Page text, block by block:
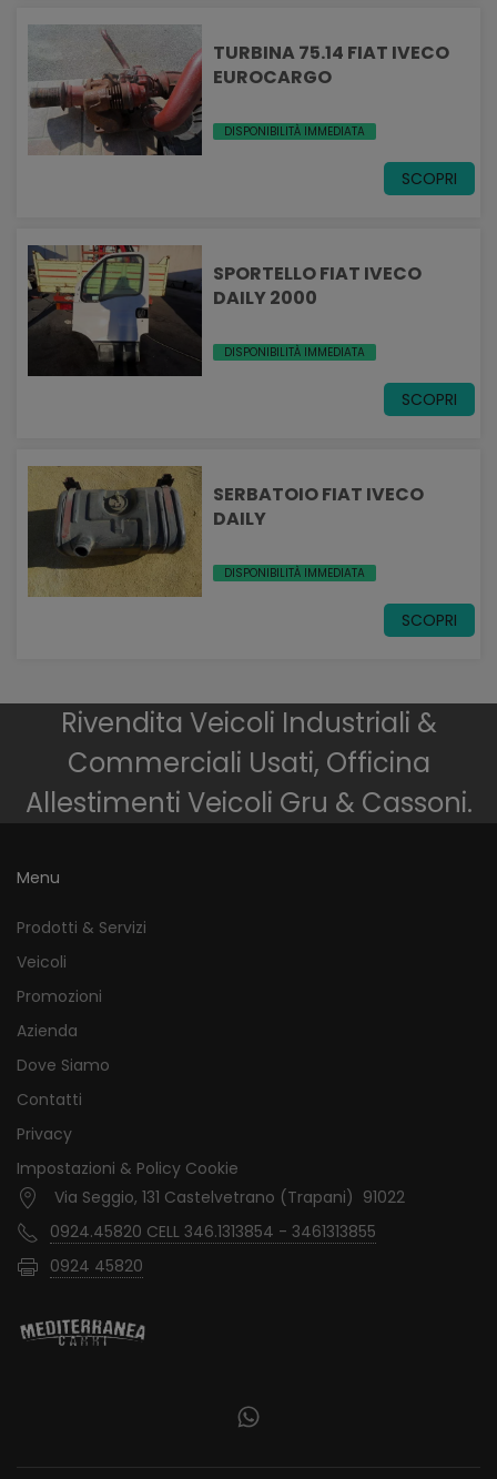
TURBINA 75.14 FIAT IVECO
EUROCARGO
DISPONIBILITÀ IMMEDIATA
SCOPRI
SPORTELLO FIAT IVECO
DAILY 2000
DISPONIBILITÀ IMMEDIATA
SCOPRI
SERBATOIO FIAT IVECO
DAILY
DISPONIBILITÀ IMMEDIATA
SCOPRI
Rivendita Veicoli Industriali &
Commerciali Usati, Officina
Allestimenti Veicoli Gru & Cassoni.
Menu
Prodotti & Servizi
Veicoli
Promozioni
Azienda
Dove Siamo
Contatti
Privacy
Impostazioni & Policy Cookie
Via Seggio, 131 Castelvetrano (Trapani) 91022
0924.45820 CELL 346.1313854 - 3461313855
0924 45820